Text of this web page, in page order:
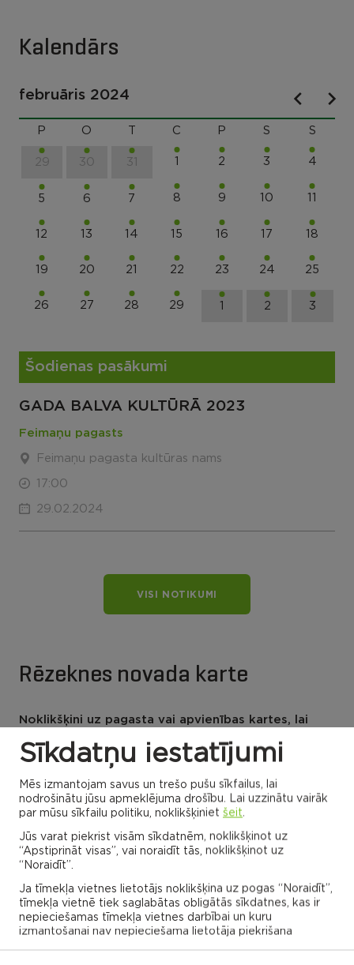
Kalendārs
februāris 2024
P O C P S S
29 30 31 1 2 3 4
5 6 7 8 9 10 11
12 13 14 15 16 17 18
19 20 21 22 23 24 25
26 27 28 29 1 2 3
Šodienas pasākumi
GADA BALVA KULTŪRĀ 2023
Feimaņu pagasts
Feimaņu pagasta kultūras nams
17:00
29.02.2024
VISI NOTIKUMI
Rēzeknes novada karte
Noklikšķini uz pagasta vai apvienības kartes, lai
izpētītu vairāk
APVIENĪBU PĀRVALDES
Dricānu apvienības
Nautrēnu apvienības
pagasts Nautrēnu
Sīkdatņu iestatījumi
Mēs izmantojam savus un trešo pušu sīkfailus, lai
nodrošinātu jūsu apmeklējuma drošību. Lai uzzinātu vairāk
par mūsu sīkfailu politiku, noklikšķiniet šeit.
Jūs varat piekrist visām sīkdatnēm, noklikšķinot uz
“Apstiprināt visas”, vai noraidīt tās, noklikšķinot uz
“Noraidīt”.
Ja tīmekļa vietnes lietotājs noklikšķina uz pogas “Noraidīt”,
tīmekļa vietnē tiek saglabātas obligātās sīkdatnes, kas ir
nepieciešamas tīmekļa vietnes darbībai un kuru
izmantošanai nav nepieciešama lietotāja piekrišana